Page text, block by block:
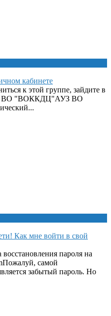
кабинете
к этой группе, зайдите в
ВО "ВОККДЦ"АУЗ ВО
Как мне войти в свой
пароля на
самой
забытый пароль. Но